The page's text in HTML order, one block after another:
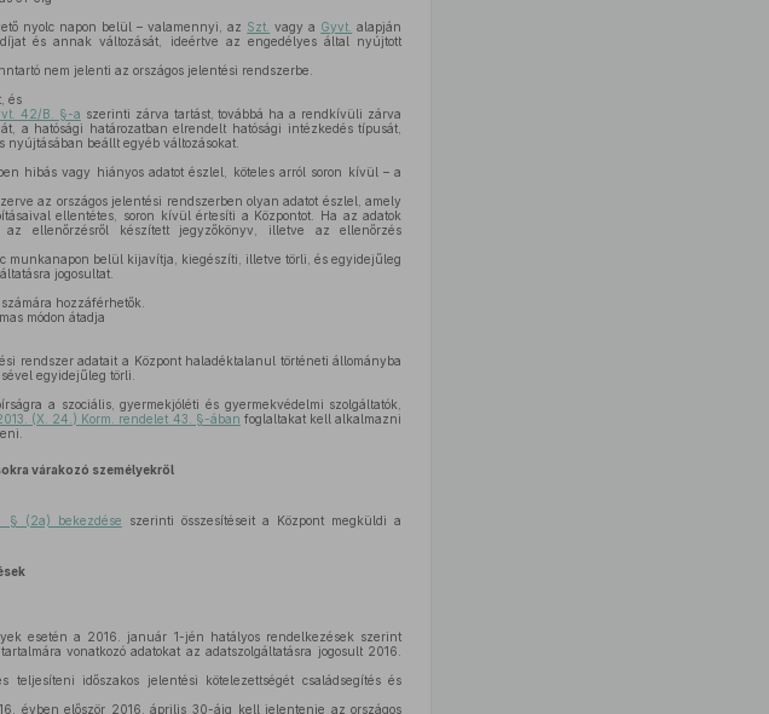
nyolc napon belül – valamennyi, az Szt. vagy a Gyvt. alapján
és annak változását, ideértve az engedélyes által nyújtott
nem jelenti az országos jelentési rendszerbe.
és
42/B. §-a szerinti zárva tartást, továbbá ha a rendkívüli zárva
a hatósági határozatban elrendelt hatósági intézkedés típusát,
nyújtásában beállt egyéb változásokat.
hibás vagy hiányos adatot észlel, köteles arról soron kívül – a
az országos jelentési rendszerben olyan adatot észlel, amely
ellentétes, soron kívül értesíti a Központot. Ha az adatok
ellenőrzésről készített jegyzőkönyv, illetve az ellenőrzés
munkanapon belül kijavítja, kiegészíti, illetve törli, és egyidejűleg
jogosultat.
hozzáférhetők.
módon átadja
rendszer adatait a Központ haladéktalanul történeti állományba
egyidejűleg törli.
a szociális, gyermekjóléti és gyermekvédelmi szolgáltatók,
(X. 24.) Korm. rendelet 43. §-ában foglaltakat kell alkalmazni
várakozó személyekről
§ (2a) bekezdése szerinti összesítéseit a Központ megküldi a
esetén a 2016. január 1-jén hatályos rendelkezések szerint
vonatkozó adatokat az adatszolgáltatásra jogosult 2016.
időszakos jelentési kötelezettségét családsegítés és
évben először 2016. április 30-áig kell jelentenie az országos